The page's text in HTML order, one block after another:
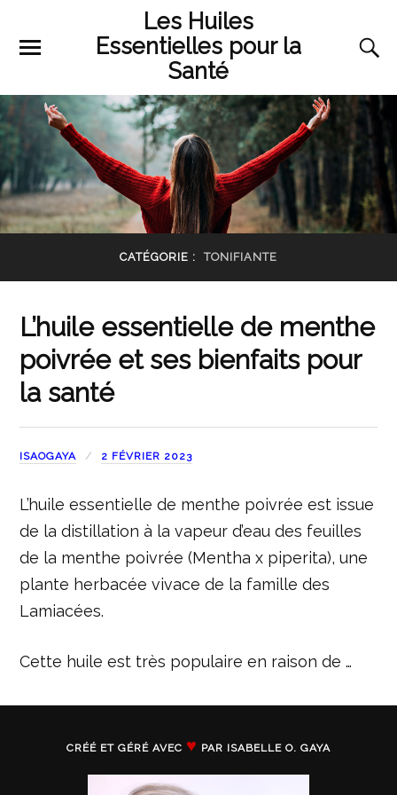
Les Huiles
Essentielles pour la
Santé
CATÉGORIE : TONIFIANTE
L’huile essentielle de menthe
poivrée et ses bienfaits pour
la santé
ISAOGAYA 2 FÉVRIER 2023
L’huile essentielle de menthe poivrée est issue
de la distillation à la vapeur d’eau des feuilles
de la menthe poivrée (Mentha x piperita), une
plante herbacée vivace de la famille des
Lamiacées.
Cette huile est très populaire en raison de …
CRÉÉ ET GÉRÉ AVEC ♥ PAR ISABELLE O. GAYA